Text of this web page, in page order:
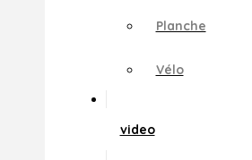
Planche
Vélo
video